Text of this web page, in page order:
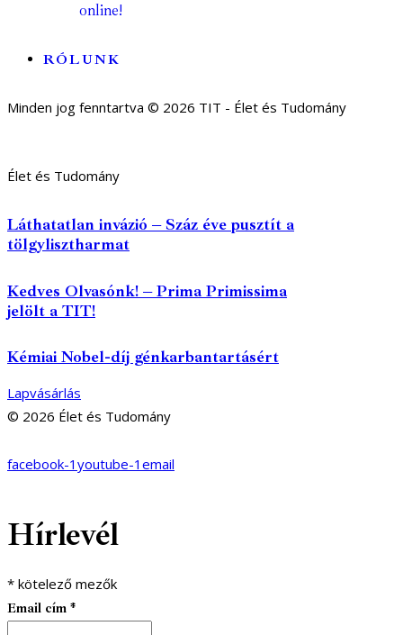
online!
RÓLUNK
Minden jog fenntartva © 2026 TIT - Élet és Tudomány
Élet és Tudomány
Láthatatlan invázió – Száz éve pusztít a
tölgylisztharmat
Kedves Olvasónk! – Prima Primissima
jelölt a TIT!
Kémiai Nobel-díj génkarbantartásért
Lapvásárlás
© 2026 Élet és Tudomány
facebook-1 youtube-1 email
Hírlevél
* kötelező mezők
Email cím *